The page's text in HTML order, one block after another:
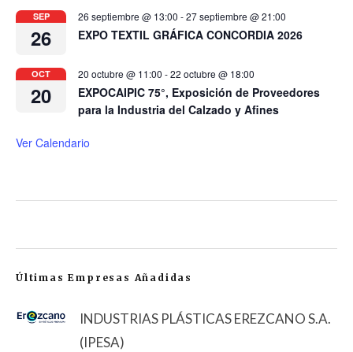
SEP
26
26 septiembre @ 13:00 -27 septiembre @ 21:00
EXPO TEXTIL GRÁFICA CONCORDIA 2026
OCT
20
20 octubre @ 11:00 -22 octubre @ 18:00
EXPOCAIPIC 75°, Exposición de Proveedores
para la Industria del Calzado y Afines
Ver Calendario
Últimas Empresas Añadidas
INDUSTRIAS PLÁSTICAS EREZCANO S.A.
(IPESA)